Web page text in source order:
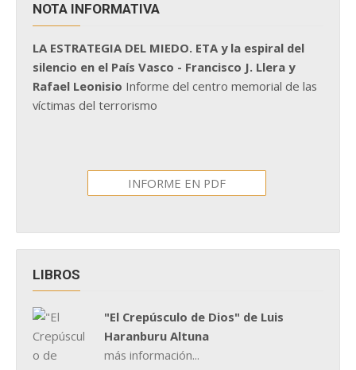
NOTA INFORMATIVA
LA ESTRATEGIA DEL MIEDO. ETA y la espiral del
silencio en el País Vasco - Francisco J. Llera y
Rafael Leonisio Informe del centro memorial de las
víctimas del terrorismo
INFORME EN PDF
LIBROS
"El Crepúsculo de Dios" de Luis
Haranburu Altuna
más información...